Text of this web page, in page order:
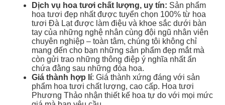
Dịch vụ hoa tươi chất lượng, uy tín: Sản phẩm
hoa tươi đẹp nhất được tuyển chọn 100% từ hoa
tươi Đà Lạt được làm điệu và khoe sắc dưới bàn
tay của những nghệ nhân cùng đội ngũ nhân viên
chuyên nghiệp – toàn tâm, chúng tôi không chỉ
mang đến cho bạn những sản phẩm đẹp mắt mà
còn gửi trao những thông điệp ý nghĩa nhất ẩn
chứa đằng sau những đóa hoa.
Giá thành hợp lí: Giá thành xứng đáng với sản
phẩm hoa tươi chất lượng, cao cấp. Hoa tươi
Phương Thảo nhận thiết kế hoa tự do với mọi mức